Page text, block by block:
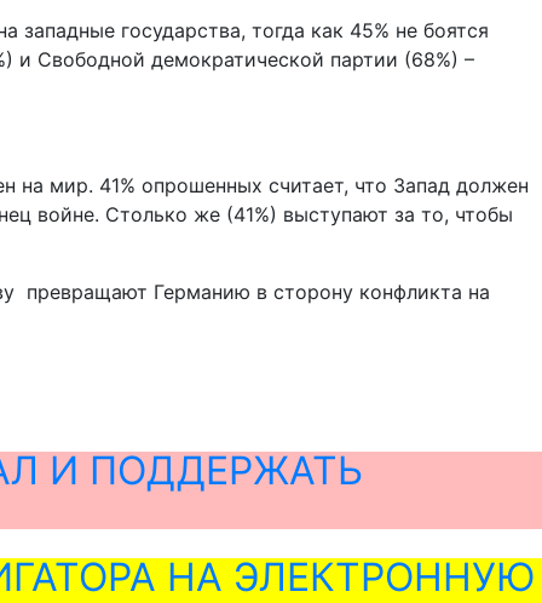
государства, тогда как 45% не боятся
и Свободной демократической партии (68%) –
на мир. 41% опрошенных считает, что Запад должен
войне. Столько же (41%) выступают за то, чтобы
превращают Германию в сторону конфликта на
И ПОДДЕРЖАТЬ
НА ЭЛЕКТРОННУЮ